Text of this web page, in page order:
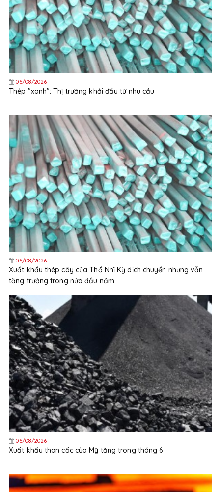
06/08/2026
Thép "xanh": Thị trường khởi đầu từ nhu cầu
06/08/2026
Xuất khẩu thép cây của Thổ Nhĩ Kỳ dịch chuyển nhưng vẫn
tăng trưởng trong nửa đầu năm
06/08/2026
Xuất khẩu than cốc của Mỹ tăng trong tháng 6